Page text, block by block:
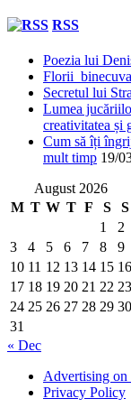
RSS
Poezia lui
Florii
Secretul lui
Lumea
creativitatea și
Cum să îți
mult timp 19/
August 2026
M T W T F S
S
1
2
3
4 5 6 7 8
9
10 11 12 13 14 15 16
17 18 19 20 21 22 23
24 25 26 27 28 29 30
31
« Dec
Advertising on
Privacy Policy